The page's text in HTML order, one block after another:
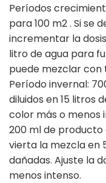
Períodos
para 100 m2 . Si se
incrementar la
litro de agua para
puede mezclar
Período invernal:
diluidos en 15 litros
color más o menos
200 ml de producto
vierta la mezcla en
dañadas. Ajuste la
menos intenso.